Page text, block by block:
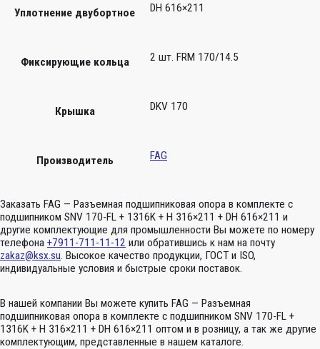
Уплотнение двубортное DH 616×211
Фиксирующие кольца 2 шт. FRM 170/14.5
Крышка DKV 170
Производитель FAG
Заказать FAG — Разъемная подшипниковая опора в комплекте с
подшипником SNV 170-FL + 1316K + H 316×211 + DH 616×211 и
другие комплектующие для промышленности Вы можете по номеру
телефона +7911-711-11-12 или обратившись к нам на почту
zakaz@ksx.su. Высокое качество продукции, ГОСТ и ISO,
индивидуальные условия и быстрые сроки поставок.
В нашей компании Вы можете купить FAG — Разъемная
подшипниковая опора в комплекте с подшипником SNV 170-FL +
1316K + H 316×211 + DH 616×211 оптом и в розницу, а так же другие
комплектующим, представленные в нашем каталоге.